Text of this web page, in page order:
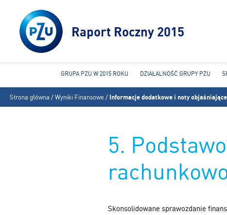
Raport Roczny 2015
Jesteś
tutaj
Strona główna /Wyniki Finansowe / Informacje dodatkowe i noty objaśniające
5.
Skonsolidowane sprawozdanie
GRUPA PZU W 2015 ROKU DZIAŁALNOŚĆ GRUPY PZU